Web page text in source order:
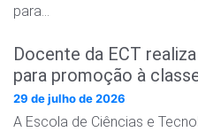
para…
Docente da ECT
para promoção à
29 de julho de 2026
A Escola de Ciências e